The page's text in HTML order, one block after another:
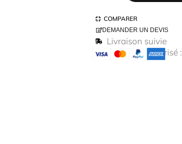
COMPARER
DEMANDER UN DEVIS
Livraison suivie
Paiement sécurisé :